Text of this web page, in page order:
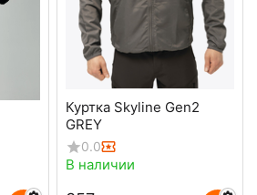
Куртка Skyline Gen2
GREY
0.0
В наличии